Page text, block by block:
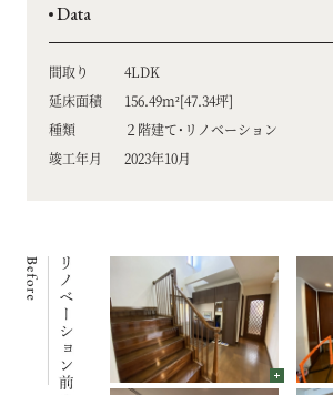
Data
間取り
4LDK
延床面積
156.49m²[47.34坪]
種類
２階建て・リノベーション
竣工年月
2023年10月